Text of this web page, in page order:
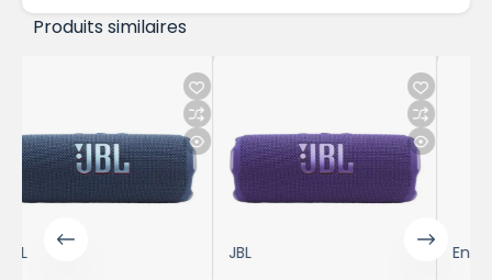
Produits similaires